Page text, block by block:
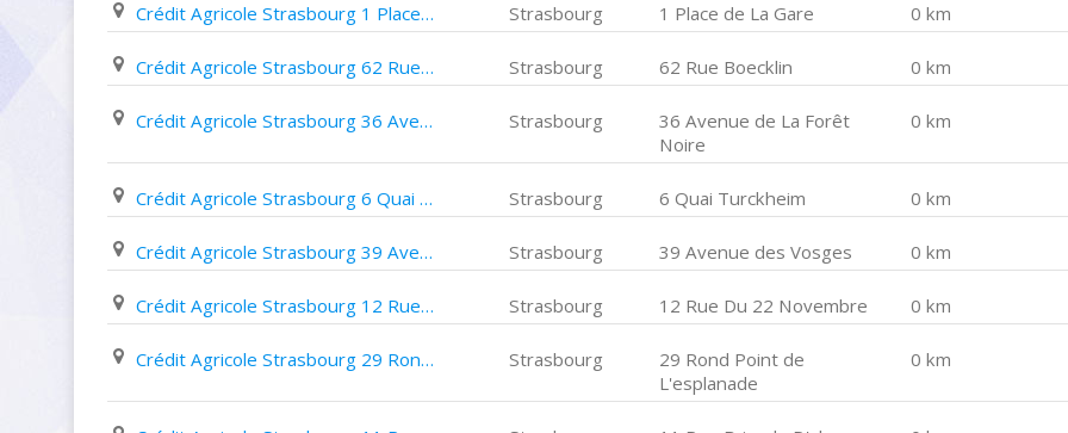
Crédit Agricole Strasbourg 1 Place de La Gare Strasbourg 1 Place de La Gare 0 km
Crédit Agricole Strasbourg 62 Rue Boecklin Strasbourg 62 Rue Boecklin 0 km
Crédit Agricole Strasbourg 36 Avenue de La Forêt Noire Strasbourg
36 Avenue de La Forêt
Noire
0 km
Crédit Agricole Strasbourg 6 Quai Turckheim Strasbourg 6 Quai Turckheim 0 km
Crédit Agricole Strasbourg 39 Avenue des Vosges Strasbourg 39 Avenue des Vosges 0 km
Crédit Agricole Strasbourg 12 Rue Du 22 Novembre Strasbourg 12 Rue Du 22 Novembre 0 km
Crédit Agricole Strasbourg 29 Rond Point de L'esplanade Strasbourg
29 Rond Point de
L'esplanade
0 km